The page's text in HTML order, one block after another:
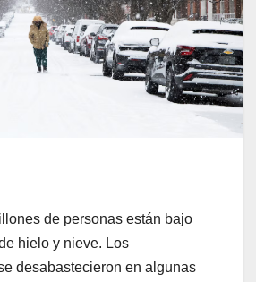
de personas están bajo
hielo y nieve. Los
desabastecieron en algunas